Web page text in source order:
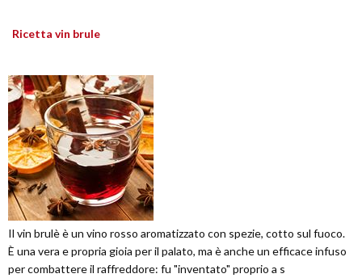
Ricetta vin brule
Il vin brulè è un vino rosso aromatizzato con spezie, cotto sul fuoco.
È una vera e propria gioia per il palato, ma è anche un efficace infuso
per combattere il raffreddore: fu "inventato" proprio a s